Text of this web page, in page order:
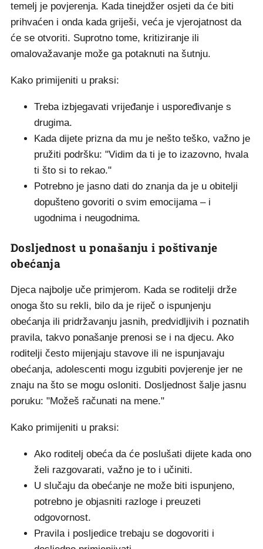
temelj je povjerenja. Kada tinejdžer osjeti da će biti
prihvaćen i onda kada griješi, veća je vjerojatnost da
će se otvoriti. Suprotno tome, kritiziranje ili
omalovažavanje može ga potaknuti na šutnju.
Kako primijeniti u praksi:
Treba izbjegavati vrijeđanje i uspoređivanje s
drugima.
Kada dijete prizna da mu je nešto teško, važno je
pružiti podršku: "Vidim da ti je to izazovno, hvala
ti što si to rekao."
Potrebno je jasno dati do znanja da je u obitelji
dopušteno govoriti o svim emocijama – i
ugodnima i neugodnima.
Dosljednost u ponašanju i poštivanje
obećanja
Djeca najbolje uče primjerom. Kada se roditelji drže
onoga što su rekli, bilo da je riječ o ispunjenju
obećanja ili pridržavanju jasnih, predvidljivih i poznatih
pravila, takvo ponašanje prenosi se i na djecu. Ako
roditelji često mijenjaju stavove ili ne ispunjavaju
obećanja, adolescenti mogu izgubiti povjerenje jer ne
znaju na što se mogu osloniti. Dosljednost šalje jasnu
poruku: "Možeš računati na mene."
Kako primijeniti u praksi:
Ako roditelj obeća da će poslušati dijete kada ono
želi razgovarati, važno je to i učiniti.
U slučaju da obećanje ne može biti ispunjeno,
potrebno je objasniti razloge i preuzeti
odgovornost.
Pravila i posljedice trebaju se dogovoriti i